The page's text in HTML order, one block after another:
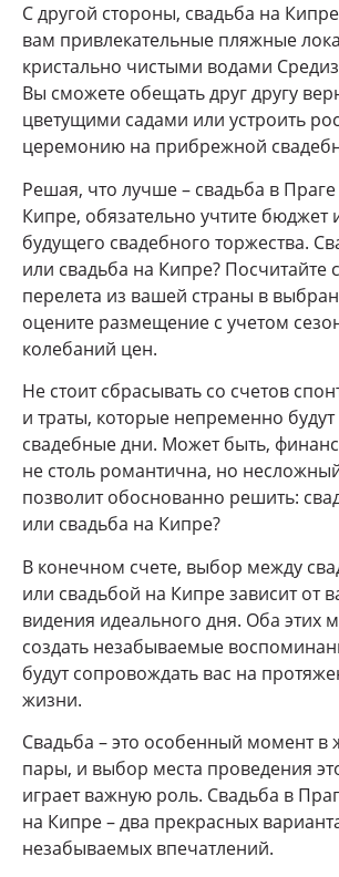
С другой стороны, свадьба на
вам привлекательные пляжные
кристально чистыми водами
Вы сможете обещать друг другу
цветущими садами или устроить
церемонию на прибрежной
Решая, что лучше – свадьба в
Кипре, обязательно учтите бюджет
будущего свадебного торжества.
или свадьба на Кипре? Посчитайте
перелета из вашей страны в
оцените размещение с учетом
колебаний цен.
Не стоит сбрасывать со счетов
и траты, которые непременно
свадебные дни. Может быть,
не столь романтична, но
позволит обоснованно решить:
или свадьба на Кипре?
В конечном счете, выбор между
или свадьбой на Кипре зависит от
видения идеального дня. Оба этих
создать незабываемые
будут сопровождать вас на
жизни.
Свадьба – это особенный момент в
пары, и выбор места проведения
играет важную роль. Свадьба в
на Кипре – два прекрасных
незабываемых впечатлений.